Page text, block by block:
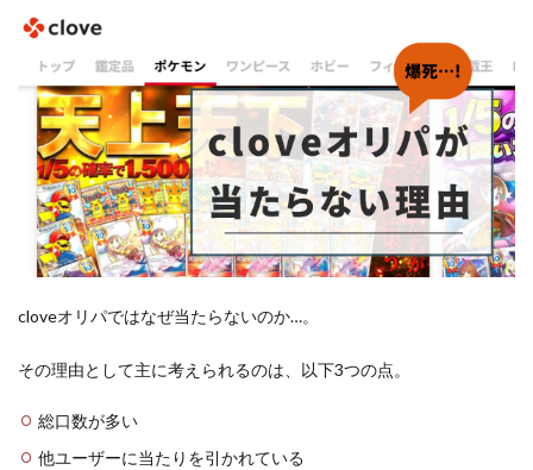
cloveオリパではなぜ当たらないのか…。
その理由として主に考えられるのは、以下3つの点。
総口数が多い
他ユーザーに当たりを引かれている